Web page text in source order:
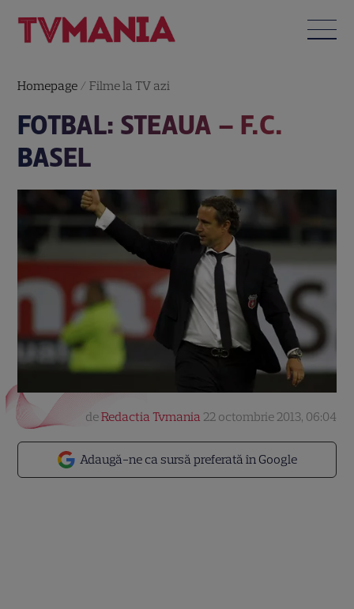
Homepage /Filme la TV azi
FOTBAL: STEAUA – F.C.
BASEL
Adaugă-ne ca sursă preferată în Google
deRedactia Tvmania 22 octombrie 2013, 06:04